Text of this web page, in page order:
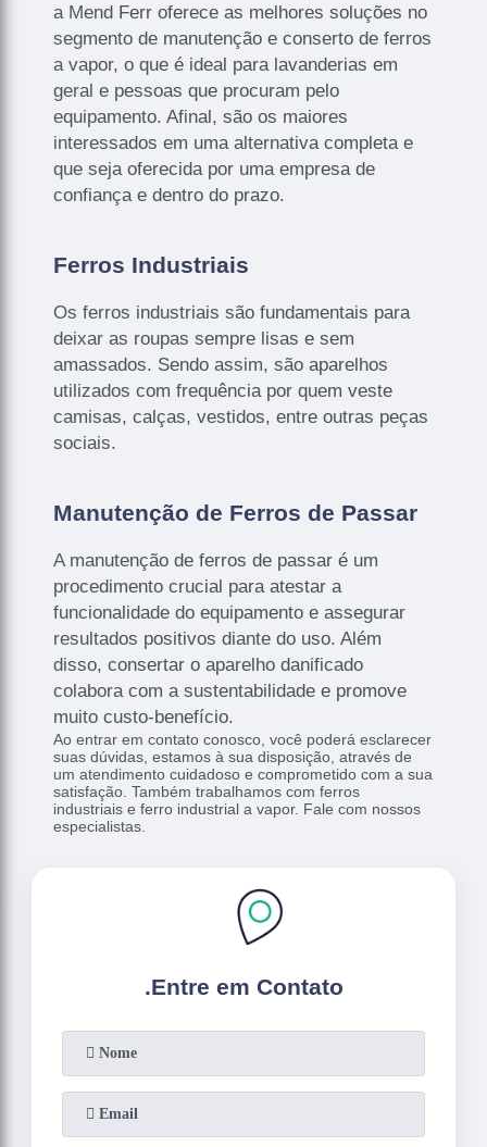
a Mend Ferr oferece as melhores soluções no
segmento de manutenção e conserto de ferros
a vapor, o que é ideal para lavanderias em
geral e pessoas que procuram pelo
equipamento. Afinal, são os maiores
interessados em uma alternativa completa e
que seja oferecida por uma empresa de
confiança e dentro do prazo.
Ferros Industriais
Os ferros industriais são fundamentais para
deixar as roupas sempre lisas e sem
amassados. Sendo assim, são aparelhos
utilizados com frequência por quem veste
camisas, calças, vestidos, entre outras peças
sociais.
Manutenção de Ferros de Passar
A manutenção de ferros de passar é um
procedimento crucial para atestar a
funcionalidade do equipamento e assegurar
resultados positivos diante do uso. Além
disso, consertar o aparelho danificado
colabora com a sustentabilidade e promove
muito custo-benefício.
Ao entrar em contato conosco, você poderá esclarecer
suas dúvidas, estamos à sua disposição, através de
um atendimento cuidadoso e comprometido com a sua
satisfação. Também trabalhamos com ferros
industriais e ferro industrial a vapor. Fale com nossos
especialistas.
.Entre em Contato